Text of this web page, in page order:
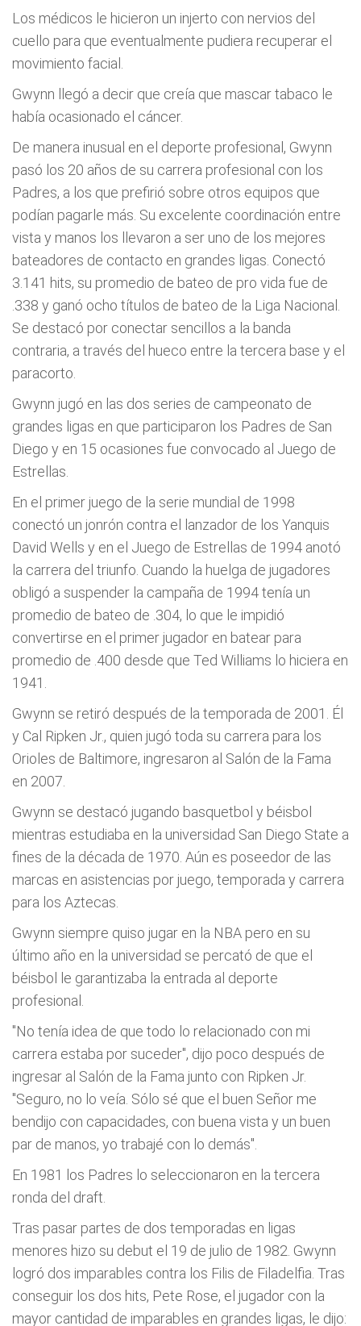
Los médicos le hicieron un injerto con nervios del
cuello para que eventualmente pudiera recuperar el
movimiento facial.
Gwynn llegó a decir que creía que mascar tabaco le
había ocasionado el cáncer.
De manera inusual en el deporte profesional, Gwynn
pasó los 20 años de su carrera profesional con los
Padres, a los que prefirió sobre otros equipos que
podían pagarle más. Su excelente coordinación entre
vista y manos los llevaron a ser uno de los mejores
bateadores de contacto en grandes ligas. Conectó
3.141 hits, su promedio de bateo de pro vida fue de
.338 y ganó ocho títulos de bateo de la Liga Nacional.
Se destacó por conectar sencillos a la banda
contraria, a través del hueco entre la tercera base y el
paracorto.
Gwynn jugó en las dos series de campeonato de
grandes ligas en que participaron los Padres de San
Diego y en 15 ocasiones fue convocado al Juego de
Estrellas.
En el primer juego de la serie mundial de 1998
conectó un jonrón contra el lanzador de los Yanquis
David Wells y en el Juego de Estrellas de 1994 anotó
la carrera del triunfo. Cuando la huelga de jugadores
obligó a suspender la campaña de 1994 tenía un
promedio de bateo de .304, lo que le impidió
convertirse en el primer jugador en batear para
promedio de .400 desde que Ted Williams lo hiciera en
1941.
Gwynn se retiró después de la temporada de 2001. Él
y Cal Ripken Jr., quien jugó toda su carrera para los
Orioles de Baltimore, ingresaron al Salón de la Fama
en 2007.
Gwynn se destacó jugando basquetbol y béisbol
mientras estudiaba en la universidad San Diego State a
fines de la década de 1970. Aún es poseedor de las
marcas en asistencias por juego, temporada y carrera
para los Aztecas.
Gwynn siempre quiso jugar en la NBA pero en su
último año en la universidad se percató de que el
béisbol le garantizaba la entrada al deporte
profesional.
"No tenía idea de que todo lo relacionado con mi
carrera estaba por suceder", dijo poco después de
ingresar al Salón de la Fama junto con Ripken Jr.
"Seguro, no lo veía. Sólo sé que el buen Señor me
bendijo con capacidades, con buena vista y un buen
par de manos, yo trabajé con lo demás".
En 1981 los Padres lo seleccionaron en la tercera
ronda del draft.
Tras pasar partes de dos temporadas en ligas
menores hizo su debut el 19 de julio de 1982. Gwynn
logró dos imparables contra los Filis de Filadelfia. Tras
conseguir los dos hits, Pete Rose, el jugador con la
mayor cantidad de imparables en grandes ligas, le dijo: